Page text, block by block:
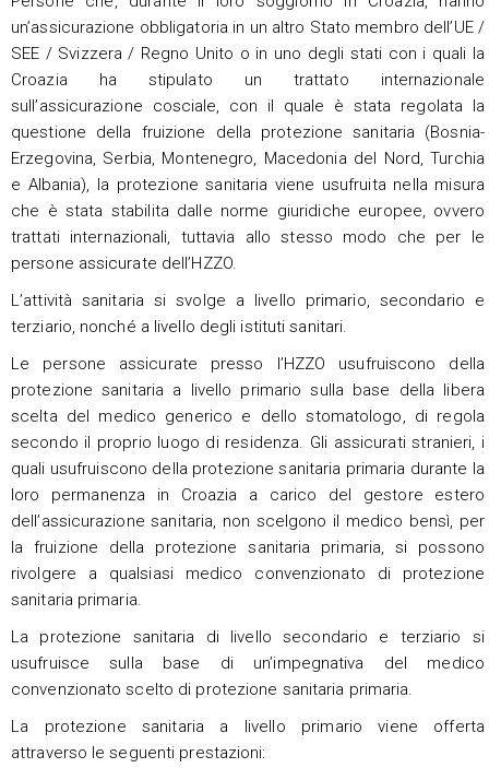
un’assicurazione obbligatoria in un altro Stato membro dell’UE /
SEE / Svizzera / Regno Unito o in uno degli stati con i quali la
Croazia ha stipulato un trattato internazionale
sull’assicurazione cosciale, con il quale è stata regolata la
questione della fruizione della protezione sanitaria (Bosnia-
Erzegovina, Serbia, Montenegro, Macedonia del Nord, Turchia
e Albania), la protezione sanitaria viene usufruita nella misura
che è stata stabilita dalle norme giuridiche europee, ovvero
trattati internazionali, tuttavia allo stesso modo che per le
persone assicurate dell’HZZO.
L’attività sanitaria si svolge a livello primario, secondario e
terziario, nonché a livello degli istituti sanitari.
Le persone assicurate presso l’HZZO usufruiscono della
protezione sanitaria a livello primario sulla base della libera
scelta del medico generico e dello stomatologo, di regola
secondo il proprio luogo di residenza. Gli assicurati stranieri, i
quali usufruiscono della protezione sanitaria primaria durante la
loro permanenza in Croazia a carico del gestore estero
dell’assicurazione sanitaria, non scelgono il medico bensì, per
la fruizione della protezione sanitaria primaria, si possono
rivolgere a qualsiasi medico convenzionato di protezione
sanitaria primaria.
La protezione sanitaria di livello secondario e terziario si
usufruisce sulla base di un’impegnativa del medico
convenzionato scelto di protezione sanitaria primaria.
La protezione sanitaria a livello primario viene offerta
attraverso le seguenti prestazioni: